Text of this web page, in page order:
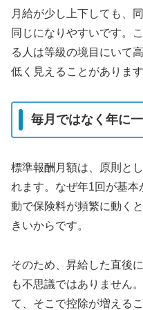
月給が少し上下しても、
同じになりやすいです。
る人は等級の境目にいて
低く見えることがあります
毎月ではなく年に
標準報酬月額は、原則と
れます。なぜ年1回が基
動で保険料が頻繁に動く
きいからです。
そのため、昇給した直後
も不思議ではありません
て、そこで控除が増える